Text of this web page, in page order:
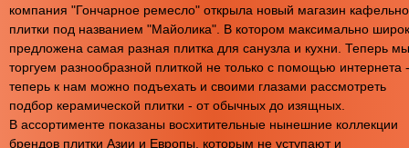
компания "Гончарное ремесло" открыла новый магазин
плитки под названием "Майолика". В котором максимально
предложена самая разная плитка для санузла и кухни. Теперь мы
торгуем разнообразной плиткой не только с помощью интернета -
теперь к нам можно подъехать и своими глазами рассмотреть
подбор керамической плитки - от обычных до изящных.
В ассортименте показаны восхитительные нынешние коллекции
брендов плитки Азии и Европы, которым не уступают и